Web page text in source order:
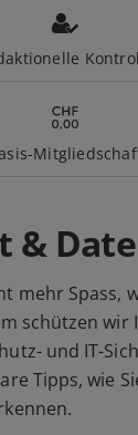
&
mehr Spass,
schützen wir
und IT-
Tipps, wie